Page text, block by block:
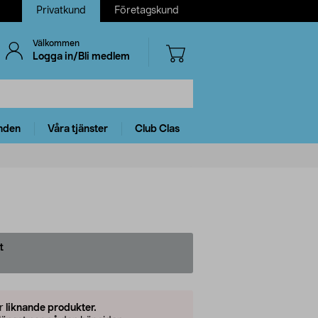
Privatkund Företagskund
Välkommen
Logga in/Bli medlem
Våra tjänster Club Clas
liknande produkter.